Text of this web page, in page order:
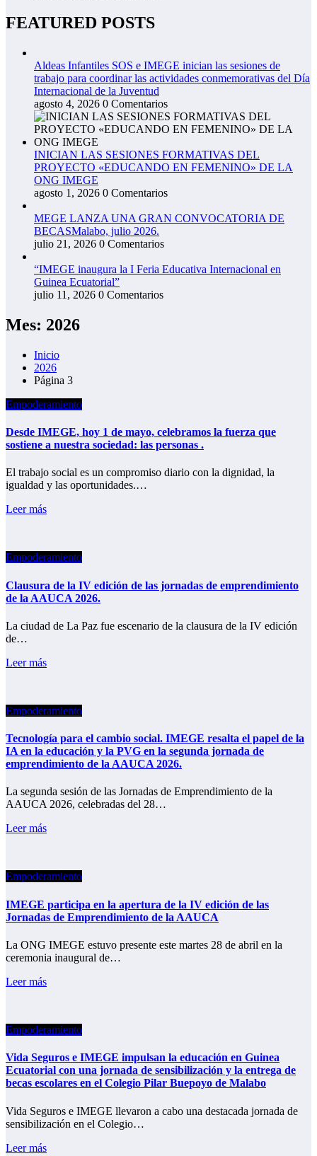
FEATURED POSTS
Aldeas Infantiles SOS e IMEGE inician las sesiones de
trabajo para coordinar las actividades conmemorativas del Día
Internacional de la Juventud
agosto 4, 2026 0 Comentarios
INICIAN LAS SESIONES FORMATIVAS DEL
PROYECTO «EDUCANDO EN FEMENINO» DE LA
ONG IMEGE
agosto 1, 2026 0 Comentarios
MEGE LANZA UNA GRAN CONVOCATORIA DE
BECASMalabo, julio 2026.
julio 21, 2026 0 Comentarios
“IMEGE inaugura la I Feria Educativa Internacional en
Guinea Ecuatorial”
julio 11, 2026 0 Comentarios
Mes: 2026
Inicio
2026
Página 3
Empoderamiento
Desde IMEGE, hoy 1 de mayo, celebramos la fuerza que
sostiene a nuestra sociedad: las personas .
El trabajo social es un compromiso diario con la dignidad, la
igualdad y las oportunidades.…
Leer más
Empoderamiento
Clausura de la IV edición de las jornadas de emprendimiento
de la AAUCA 2026.
La ciudad de La Paz fue escenario de la clausura de la IV edición
de…
Leer más
Empoderamiento
Tecnología para el cambio social. IMEGE resalta el papel de la
IA en la educación y la PVG en la segunda jornada de
emprendimiento de la AAUCA 2026.
La segunda sesión de las Jornadas de Emprendimiento de la
AAUCA 2026, celebradas del 28…
Leer más
Empoderamiento
IMEGE participa en la apertura de la IV edición de las
Jornadas de Emprendimiento de la AAUCA
La ONG IMEGE estuvo presente este martes 28 de abril en la
ceremonia inaugural de…
Leer más
Empoderamiento
Vida Seguros e IMEGE impulsan la educación en Guinea
Ecuatorial con una jornada de sensibilización y la entrega de
becas escolares en el Colegio Pilar Buepoyo de Malabo
Vida Seguros e IMEGE llevaron a cabo una destacada jornada de
sensibilización en el Colegio…
Leer más